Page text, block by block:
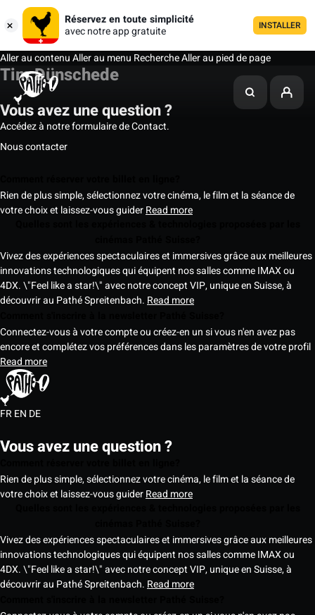
Réservez en toute simplicité
avec notre app gratuite
INSTALLER
Aller au contenuAller au menu RechercheAller au pied de page
Tim Dünschede
Vous avez une question ?
Accédez à notre formulaire de Contact.
Nous contacter
Rien de plus simple, sélectionnez votre cinéma, le film et la séance de
votre choix et laissez-vous guiderRead more
Vivez des expériences spectaculaires et immersives grâce aux meilleures
innovations technologiques qui équipent nos salles comme IMAX ou
4DX. \"Feel like a star!\" avec notre concept VIP, unique en Suisse, à
découvrir au Pathé Spreitenbach. Read more
Connectez-vous à votre compte ou créez-en un si vous n'en avez pas
encore et complétez vos préférences dans les paramètres de votre profil
Read more
FREN DE
Vous avez une question ?
Rien de plus simple, sélectionnez votre cinéma, le film et la séance de
votre choix et laissez-vous guiderRead more
Vivez des expériences spectaculaires et immersives grâce aux meilleures
innovations technologiques qui équipent nos salles comme IMAX ou
4DX. \"Feel like a star!\" avec notre concept VIP, unique en Suisse, à
découvrir au Pathé Spreitenbach. Read more